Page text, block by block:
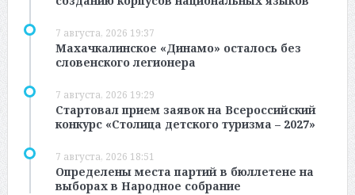
7 августа, 2026 19:37
Махачкалинское «Динамо» осталось без
словенского легионера
7 августа, 2026 19:29
Стартовал прием заявок на Всероссийский
конкурс «Столица детского туризма – 2027»
7 августа, 2026 18:51
Определены места партий в бюллетене на
выборах в Народное собрание